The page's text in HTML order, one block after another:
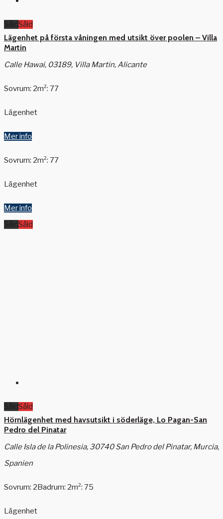
Såld
Lägenhet på första våningen med utsikt över poolen – Villa
Martin
Calle Hawai, 03189, Villa Martin, Alicante
Sovrum: 2m²: 77
Lägenhet
Mer info
Sovrum: 2m²: 77
Lägenhet
Mer info
Såld
Såld
Hörnlägenhet med havsutsikt i söderläge, Lo Pagan-San
Pedro del Pinatar
Calle Isla de la Polinesia, 30740 San Pedro del Pinatar, Murcia,
Spanien
Sovrum: 2Badrum: 2m²: 75
Lägenhet